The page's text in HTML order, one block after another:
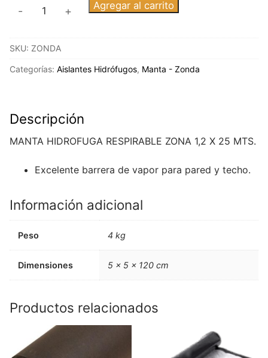
30
MTS2
- + Agregar al carrito
SKU: ZONDA
Categorías: Aislantes Hidrófugos, Manta - Zonda
Descripción
MANTA HIDROFUGA RESPIRABLE ZONA 1,2 X 25 MTS.
Excelente barrera de vapor para pared y techo.
Información adicional
Peso 4 kg
Dimensiones 5 × 5 × 120 cm
Productos relacionados